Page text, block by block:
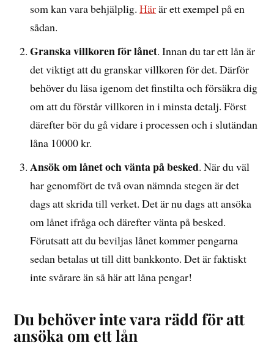
som kan vara behjälplig.Härär ett exempel på en
sådan.
Granska villkoren för lånet. Innan du tar ett lån är
det viktigt att du granskar villkoren för det. Därför
behöver du läsa igenom det finstilta och försäkra dig
om att du förstår villkoren in i minsta detalj. Först
därefter bör du gå vidare i processen och i slutändan
låna 10000 kr.
Ansök om lånet och vänta på besked. När du väl
har genomfört de två ovan nämnda stegen är det
dags att skrida till verket. Det är nu dags att ansöka
om lånet ifråga och därefter vänta på besked.
Förutsatt att du beviljas lånet kommer pengarna
sedan betalas ut till ditt bankkonto. Det är faktiskt
inte svårare än så här att låna pengar!
Du behöver inte vara rädd för att
ansöka om ett lån